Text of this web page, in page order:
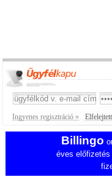
Ingyenes regisztráció »
Billingo
éves előfizetés